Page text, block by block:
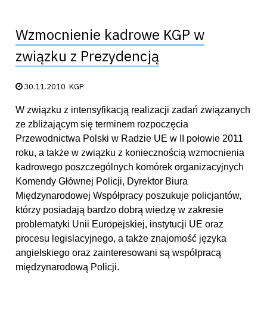
Wzmocnienie kadrowe KGP w
związku z Prezydencją
Data publikacji:
30.11.2010 KGP
W związku z intensyfikacją realizacji zadań związanych
ze zbliżającym się terminem rozpoczęcia
Przewodnictwa Polski w Radzie UE w II połowie 2011
roku, a także w związku z koniecznością wzmocnienia
kadrowego poszczególnych komórek organizacyjnych
Komendy Głównej Policji, Dyrektor Biura
Międzynarodowej Współpracy poszukuje policjantów,
którzy posiadają bardzo dobrą wiedzę w zakresie
problematyki Unii Europejskiej, instytucji UE oraz
procesu legislacyjnego, a także znajomość języka
angielskiego oraz zainteresowani są współpracą
międzynarodową Policji.